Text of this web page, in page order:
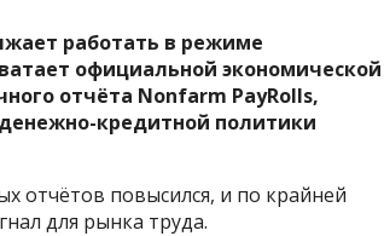
работать в режиме
официальной экономической
отчёта Nonfarm PayRolls,
кредитной политики
отчётов повысился, и по крайней
для рынка труда.